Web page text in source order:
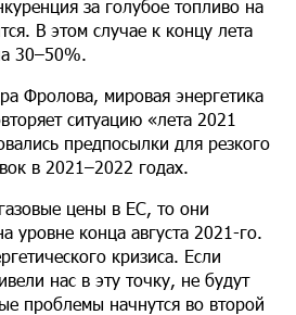
за голубое топливо на
В этом случае к концу лета
30–50%.
Фролова, мировая энергетика
ситуацию «лета 2021
предпосылки для резкого
в 2021–2022 годах.
цены в ЕС, то они
уровне конца августа 2021-го.
кризиса. Если
нас в эту точку, не будут
проблемы начнутся во второй